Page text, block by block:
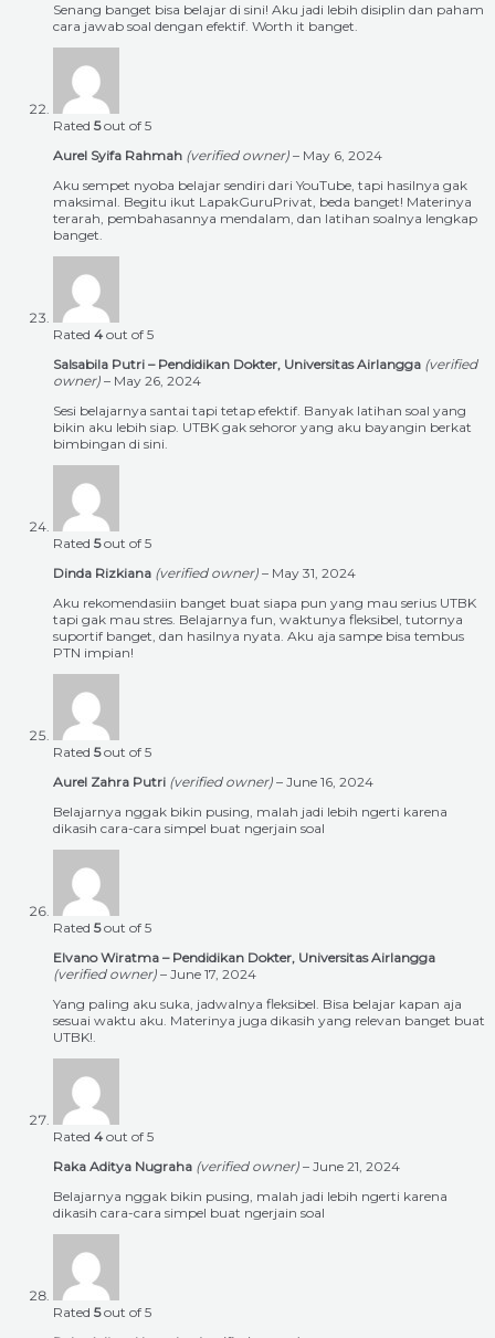
Senang banget bisa belajar di sini! Aku jadi lebih disiplin dan paham
cara jawab soal dengan efektif. Worth it banget.
Rated 5out of 5
Aurel Syifa Rahmah (verified owner) – May 6, 2024
Aku sempet nyoba belajar sendiri dari YouTube, tapi hasilnya gak
maksimal. Begitu ikut LapakGuruPrivat, beda banget! Materinya
terarah, pembahasannya mendalam, dan latihan soalnya lengkap
banget.
Rated 4 out of 5
Salsabila Putri – Pendidikan Dokter, Universitas Airlangga (verified
owner) – May 26, 2024
Sesi belajarnya santai tapi tetap efektif. Banyak latihan soal yang
bikin aku lebih siap. UTBK gak sehoror yang aku bayangin berkat
bimbingan di sini.
Rated 5out of 5
Dinda Rizkiana (verified owner) – May 31, 2024
Aku rekomendasiin banget buat siapa pun yang mau serius UTBK
tapi gak mau stres. Belajarnya fun, waktunya fleksibel, tutornya
suportif banget, dan hasilnya nyata. Aku aja sampe bisa tembus
PTN impian!
Rated 5out of 5
Aurel Zahra Putri (verified owner) – June 16, 2024
Belajarnya nggak bikin pusing, malah jadi lebih ngerti karena
dikasih cara-cara simpel buat ngerjain soal
Rated 5out of 5
Elvano Wiratma – Pendidikan Dokter, Universitas Airlangga
(verified owner) – June 17, 2024
Yang paling aku suka, jadwalnya fleksibel. Bisa belajar kapan aja
sesuai waktu aku. Materinya juga dikasih yang relevan banget buat
UTBK!.
Rated 4 out of 5
Raka Aditya Nugraha (verified owner) – June 21, 2024
Belajarnya nggak bikin pusing, malah jadi lebih ngerti karena
dikasih cara-cara simpel buat ngerjain soal
Rated 5out of 5